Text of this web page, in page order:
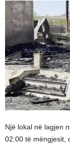
Një lokal në lagjen
02:00 të mëngjesit,